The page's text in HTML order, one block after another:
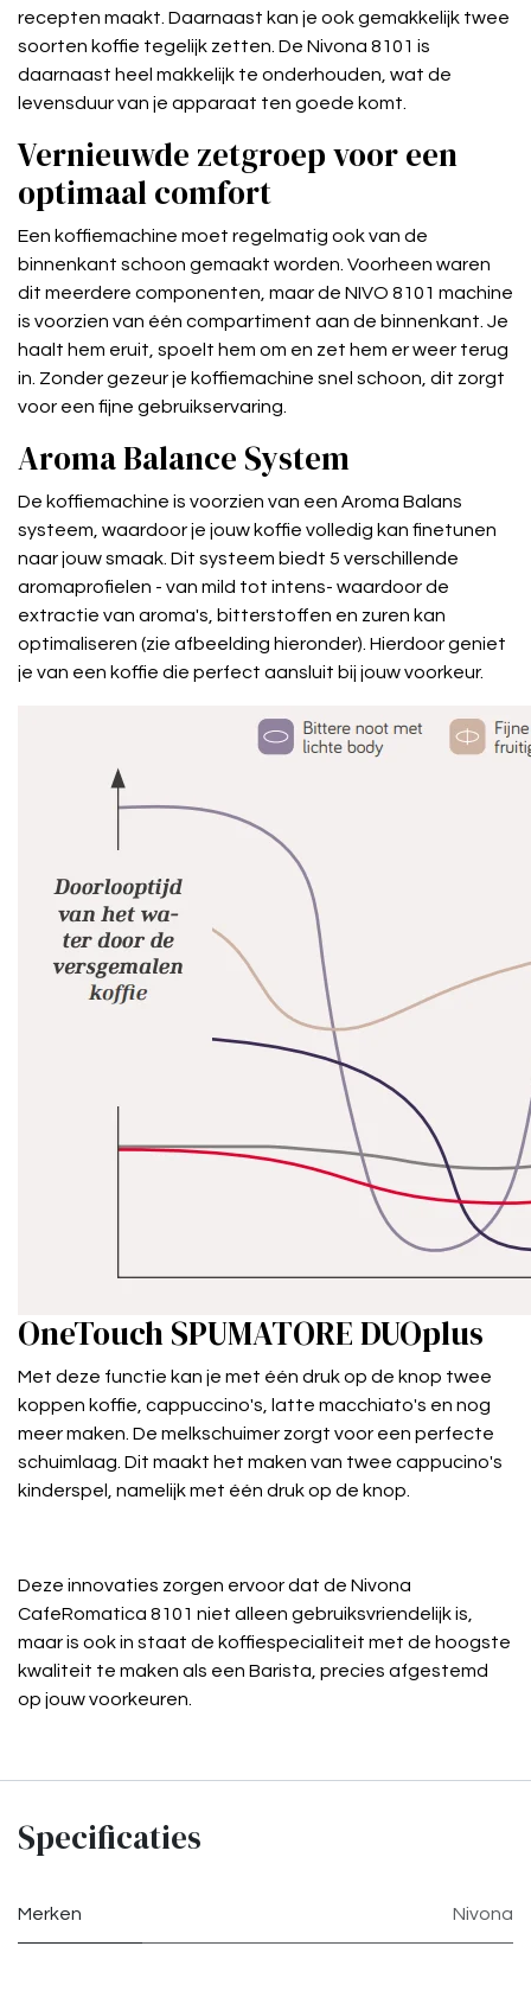
recepten maakt. Daarnaast kan je ook gemakkelijk twee
soorten koffie tegelijk zetten. De Nivona 8101 is
daarnaast heel makkelijk te onderhouden, wat de
levensduur van je apparaat ten goede komt.
Vernieuwde zetgroep voor een
optimaal comfort
Een koffiemachine moet regelmatig ook van de
binnenkant schoon gemaakt worden. Voorheen waren
dit meerdere componenten, maar de NIVO 8101 machine
is voorzien van één compartiment aan de binnenkant. Je
haalt hem eruit, spoelt hem om en zet hem er weer terug
in. Zonder gezeur je koffiemachine snel schoon, dit zorgt
voor een fijne gebruikservaring.
Aroma Balance System
De koffiemachine is voorzien van een Aroma Balans
systeem, waardoor je jouw koffie volledig kan finetunen
naar jouw smaak. Dit systeem biedt 5 verschillende
aromaprofielen - van mild tot intens- waardoor de
extractie van aroma's, bitterstoffen en zuren kan
optimaliseren (zie afbeelding hieronder). Hierdoor geniet
je van een koffie die perfect aansluit bij jouw voorkeur.
OneTouch SPUMATORE DUOplus
Met deze functie kan je met één druk op de knop twee
koppen koffie, cappuccino's, latte macchiato's en nog
meer maken. De melkschuimer zorgt voor een perfecte
schuimlaag. Dit maakt het maken van twee cappucino's
kinderspel, namelijk met één druk op de knop.
Deze innovaties zorgen ervoor dat de Nivona
CafeRomatica 8101 niet alleen gebruiksvriendelijk is,
maar is ook in staat de koffiespecialiteit met de hoogste
kwaliteit te maken als een Barista, precies afgestemd
op jouw voorkeuren.
Specificaties
Merken Nivona